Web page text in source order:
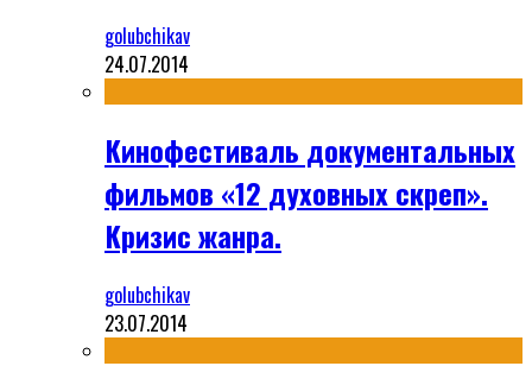
golubchikav
24.07.2014
Кинофестиваль документальных
фильмов «12 духовных скреп».
Кризис жанра.
golubchikav
23.07.2014